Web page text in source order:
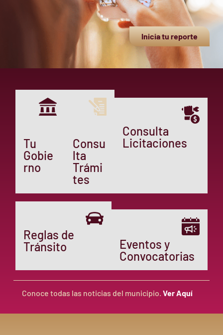
Inicia tu reporte
Tu
Gobie
rno
Consu
lta
Trámi
tes
Consulta
Licitaciones
Reglas de
Tránsito
Eventos y
Convocatorias
Conoce todas las noticias del municipio.Ver Aquí